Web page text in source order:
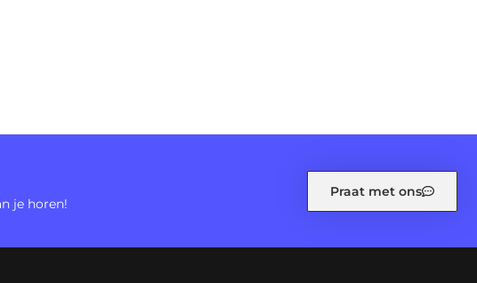
je horen!
Praat met ons